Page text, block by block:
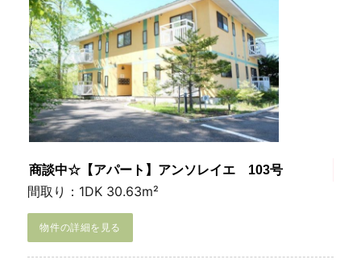
商談中☆【アパート】アンソレイエ 103号
間取り：1DK 30.63m²
物件の詳細を見る